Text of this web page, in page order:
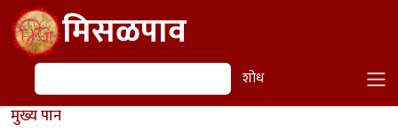
Skip to main contentमिसळपाव
शोध शोध
मुख्य पान